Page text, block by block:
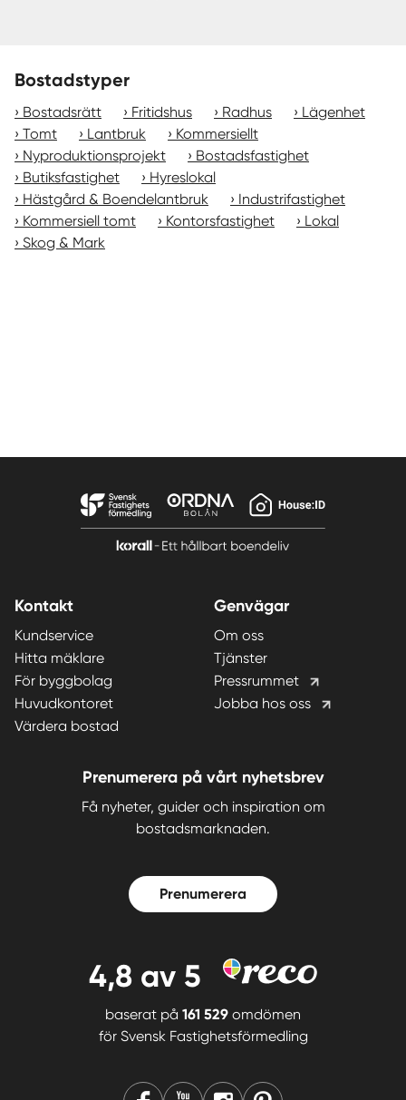
Bostadstyper
Bostadsrätt Fritidshus Radhus
Lägenhet
Tomt
Lantbruk
Kommersiellt
Nyproduktionsprojekt
Bostadsfastighet
Butiksfastighet
Hyreslokal
Hästgård & Boendelantbruk
Industrifastighet
Kommersiell tomt
Kontorsfastighet
Lokal
Skog & Mark
Kontakt
Kundservice
Hitta mäklare
För byggbolag
Huvudkontoret
Värdera bostad
Genvägar
Om oss
Tjänster
Pressrummet
Jobba hos oss
Prenumerera på vårt nyhetsbrev
Få nyheter, guider och inspiration om
bostadsmarknaden.
Prenumerera
4,8 av 5
baserat på 161 529 omdömen
för Svensk Fastighetsförmedling